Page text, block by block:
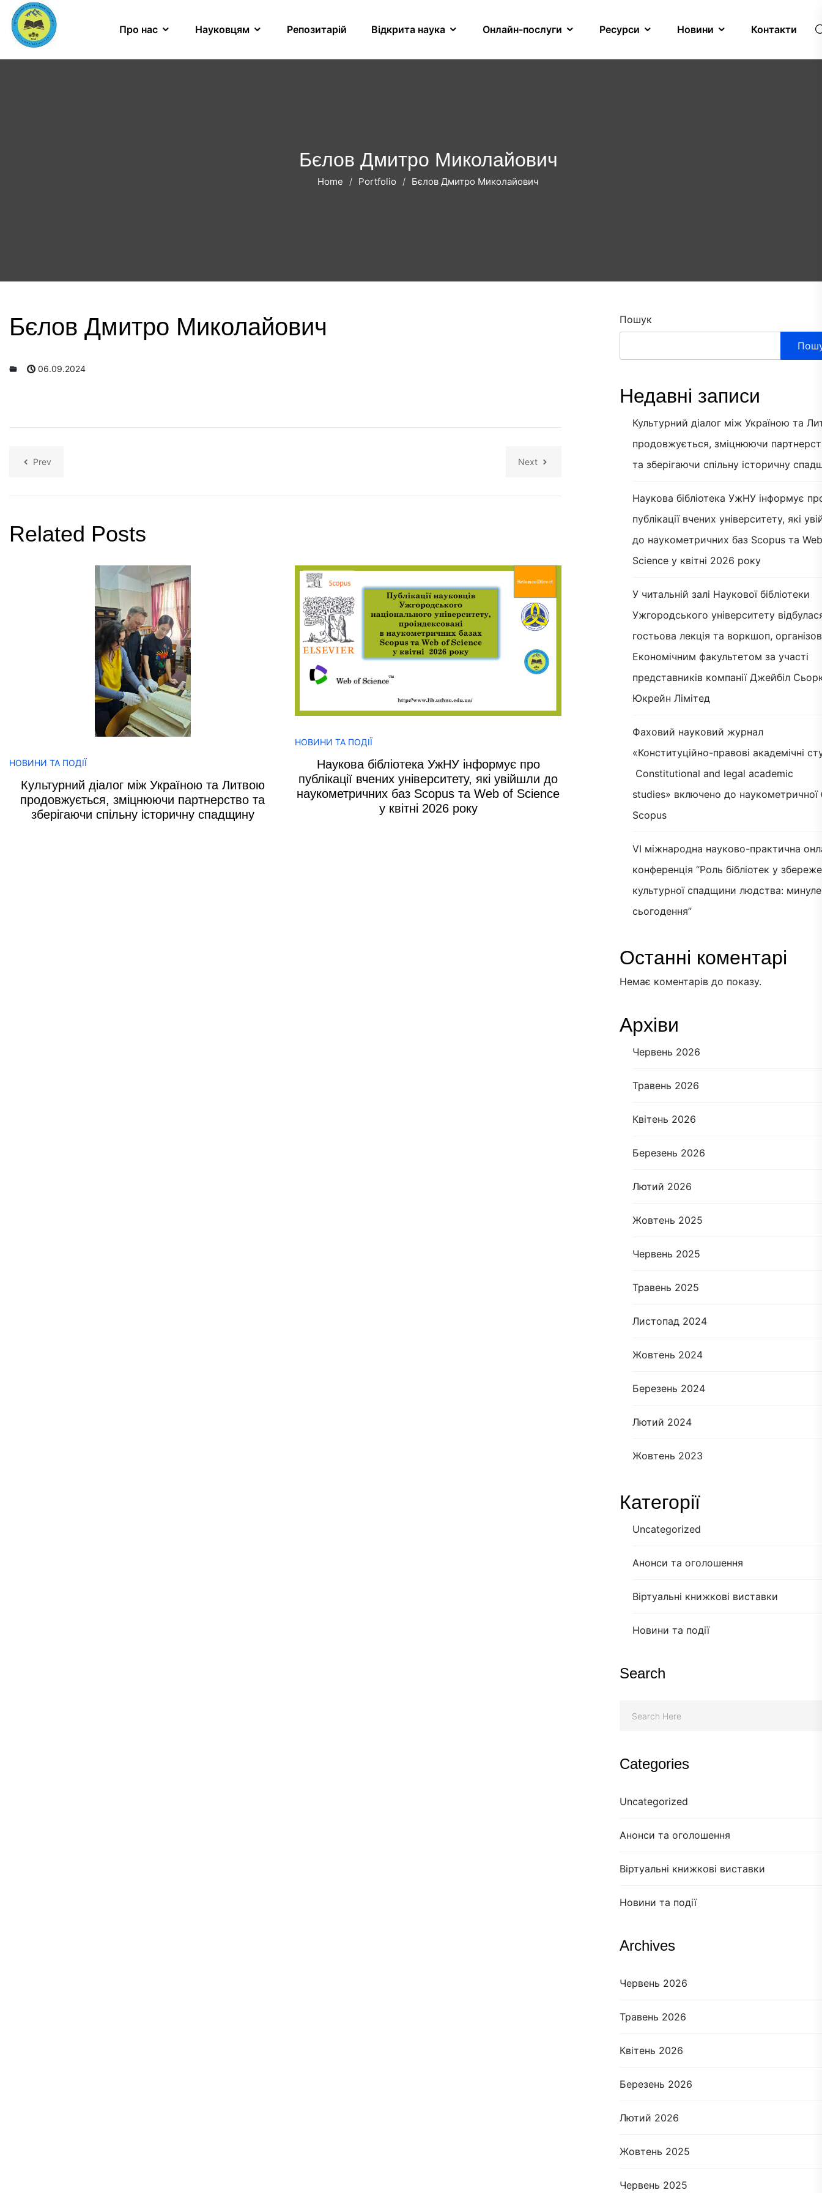
Про нас Науковцям Репозитарій Відкрита наука Онлайн-послуги Ресурси Новини Контакти
Бєлов Дмитро Миколайович
Home Portfolio Бєлов Дмитро Миколайович
Пошук
Недавні записи
Культурний діалог між Україною та
продовжується, зміцнюючи
та зберігаючи спільну історичну
Наукова бібліотека УжНУ інформує
публікації вчених університету, які
до наукометричних баз Scopus та
Science у квітні 2026 року
У читальній залі Наукової бібліотеки
Ужгородського університету
гостьова лекція та воркшоп,
Економічним факультетом за участі
представників компанії Джейбіл
Юкрейн Лімітед
Фаховий науковий журнал
«Конституційно-правові академічні
Constitutional and legal academic
studies» включено до наукометричної
Scopus
VI міжнародна науково-практична
конференція “Роль бібліотек у
культурної спадщини людства:
сьогодення”
Останні коментарі
Немає коментарів до показу.
Архіви
Червень 2026
Травень 2026
Квітень 2026
Березень 2026
Лютий 2026
Жовтень 2025
Червень 2025
Травень 2025
Листопад 2024
Жовтень 2024
Березень 2024
Лютий 2024
Жовтень 2023
Категорії
Uncategorized
Анонси та оголошення
Віртуальні книжкові виставки
Новини та події
Search
Categories
Uncategorized
Анонси та оголошення
Віртуальні книжкові виставки
Новини та події
Archives
Червень 2026
Травень 2026
Квітень 2026
Березень 2026
Лютий 2026
Жовтень 2025
Червень 2025
Бєлов Дмитро Миколайович
06.09.2024
Prev Next
Related Posts
НОВИНИ ТА ПОДІЇ
Культурний діалог між Україною та Литвою
продовжується, зміцнюючи партнерство та
зберігаючи спільну історичну спадщину
НОВИНИ ТА ПОДІЇ
Наукова бібліотека УжНУ інформує про
публікації вчених університету, які увійшли до
наукометричних баз Scopus та Web of Science
у квітні 2026 року